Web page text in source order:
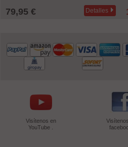
79,95 € Detalles
Visítenos en
YouTube .